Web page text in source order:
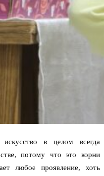
в целом всегда
потому что это корни
любое проявление, хоть